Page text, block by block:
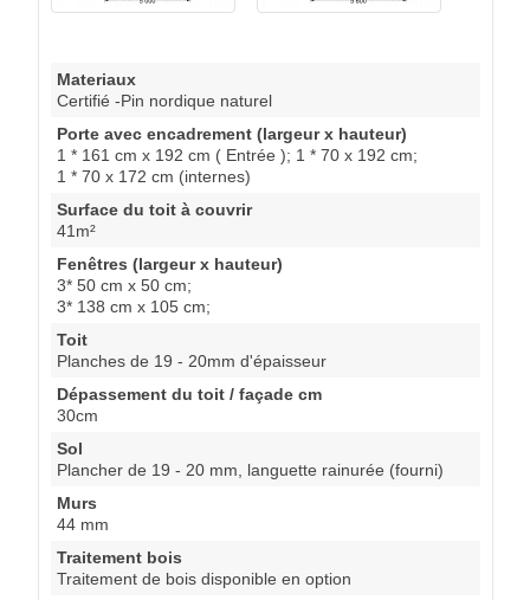
Materiaux
Certifié -Pin nordique naturel
Porte avec encadrement (largeur x hauteur)
1 * 161 cm x 192 cm ( Entrée ); 1 * 70 x 192 cm;
1 * 70 x 172 cm (internes)
Surface du toit à couvrir
41m²
Fenêtres (largeur x hauteur)
3* 50 cm x 50 cm;
3* 138 cm x 105 cm;
Toit
Planches de 19 - 20mm d'épaisseur
Dépassement du toit / façade cm
30cm
Sol
Plancher de 19 - 20 mm, languette rainurée (fourni)
Murs
44 mm
Traitement bois
Traitement de bois disponible en option